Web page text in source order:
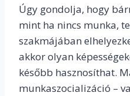
Úgy gondolja, hogy
mint ha nincs munka,
szakmájában
akkor olyan
később hasznosíthat.
munkaszocializáció –